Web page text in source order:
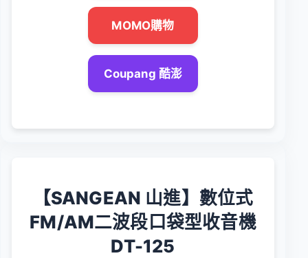
MOMO購物
Coupang 酷澎
【SANGEAN 山進】數位式
FM/AM二波段口袋型收音機
DT-125